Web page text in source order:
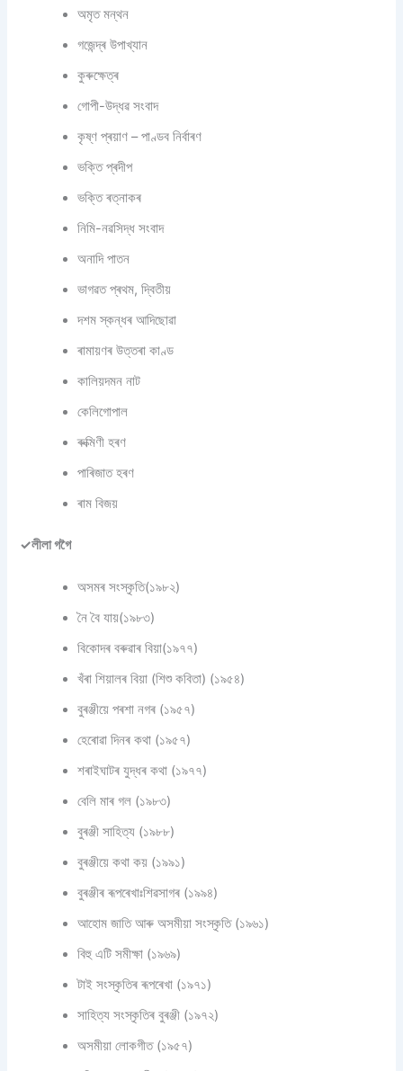
অমৃত মন্থন
গজেন্দ্ৰ উপাখ্যান
কুৰুক্ষেত্ৰ
গোপী-উদ্ধৱ সংবাদ
কৃষ্ণ প্ৰয়াণ – পাণ্ডব নিৰ্বাৰণ
ভক্তি প্ৰদীপ
ভক্তি ৰত্নাকৰ
নিমি-নৱসিদ্ধ সংবাদ
অনাদি পাতন
ভাগৱত প্ৰথম, দ্বিতীয়
দশম স্কন্ধৰ আদিছোৱা
ৰামায়ণৰ উত্তৰা কাণ্ড
কালিয়দমন নাট
কেলিগোপাল
ৰুক্মিণী হৰণ
পাৰিজাত হৰণ
ৰাম বিজয়
✓লীলা গগৈ
অসমৰ সংস্কৃতি(১৯৮২)
নৈ বৈ যায়(১৯৮৩)
বিকোদৰ বৰুৱাৰ বিয়া(১৯৭৭)
খঁৰা শিয়ালৰ বিয়া (শিশু কবিতা) (১৯৫৪)
বুৰঞ্জীয়ে পৰশা নগৰ (১৯৫৭)
হেৰোৱা দিনৰ কথা (১৯৫৭)
শৰাইঘাটৰ যুদ্ধৰ কথা (১৯৭৭)
বেলি মাৰ গল (১৯৮৩)
বুৰঞ্জী সাহিত্য (১৯৮৮)
বুৰঞ্জীয়ে কথা কয় (১৯৯১)
বুৰঞ্জীৰ ৰূপৰেখাঃশিৱসাগৰ (১৯৯৪)
আহোম জাতি আৰু অসমীয়া সংস্কৃতি (১৯৬১)
বিহু এটি সমীক্ষা (১৯৬৯)
টাই সংস্কৃতিৰ ৰূপৰেখা (১৯৭১)
সাহিত্য সংস্কৃতিৰ বুৰঞ্জী (১৯৭২)
অসমীয়া লোকগীত (১৯৫৭)